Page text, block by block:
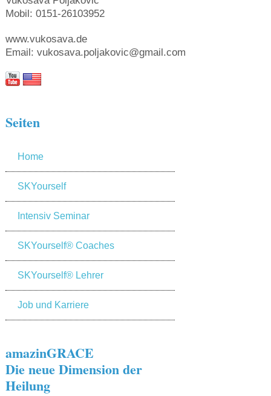
Mobil: 0151-26103952
www.vukosava.de
Email: vukosava.poljakovic@gmail.com
Seiten
Home
SKYourself
Intensiv Seminar
SKYourself® Coaches
SKYourself® Lehrer
Job und Karriere
amazinGRACE
Die neue Dimension der
Heilung